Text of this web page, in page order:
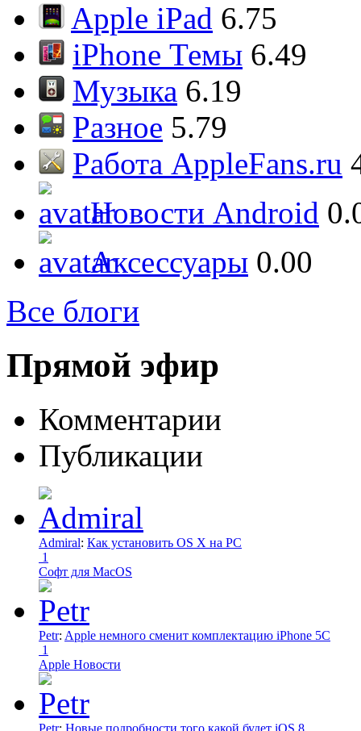
Apple iPad 6.75
iPhone Темы 6.49
Музыка 6.19
Разное 5.79
Работа AppleFans.ru
Новости Android
Аксессуары 0.00
Все блоги
Прямой эфир
Комментарии
Публикации
Admiral: Как установить OS X на PC
1
Софт для MacOS
Petr: Apple немного сменит комплектацию iPhone 5C
1
Apple Новости
Petr: Новые подробности того какой будет iOS 8